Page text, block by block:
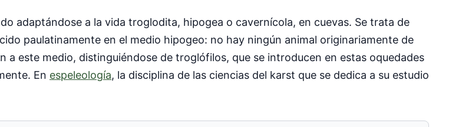
adaptándose a la vida troglodita, hipogea o cavernícola, en cuevas. Se trata de
paulatinamente en el medio hipogeo: no hay ningún animal originariamente de
a este medio, distinguiéndose de troglófilos, que se introducen en estas oquedades
En espeleología, la disciplina de las ciencias del karst que se dedica a su estudio